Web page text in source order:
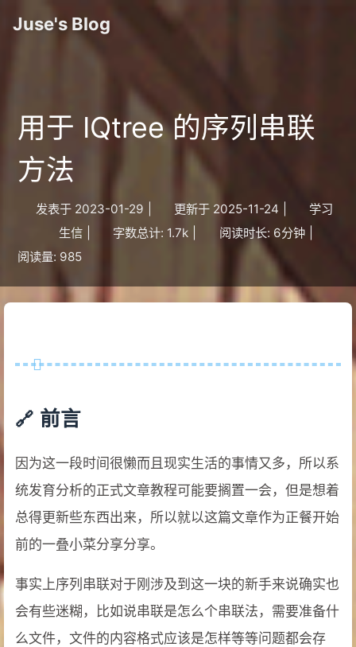
Juse's Blog
用于 IQtree 的序列串联
方法
发表于 2023-01-29 更新于 2025-11-24
学习
生信
字数总计: 1.7k 阅读时长: 6分钟
阅读量: 985
前言
因为这一段时间很懒而且现实生活的事情又多，所以系
统发育分析的正式文章教程可能要搁置一会，但是想着
总得更新些东西出来，所以就以这篇文章作为正餐开始
前的一叠小菜分享分享。
事实上序列串联对于刚涉及到这一块的新手来说确实也
会有些迷糊，比如说串联是怎么个串联法，需要准备什
么文件，文件的内容格式应该是怎样等等问题都会存